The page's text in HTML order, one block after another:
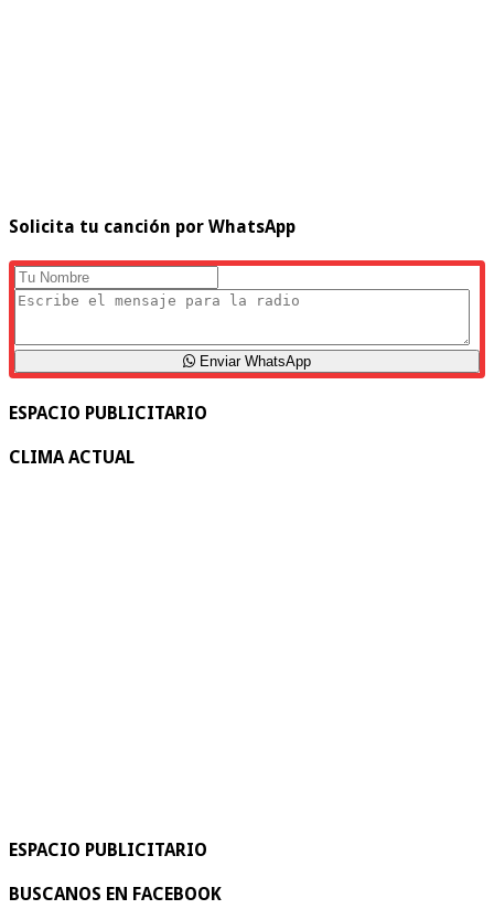
Solicita tu canción por WhatsApp
Enviar WhatsApp
ESPACIO PUBLICITARIO
CLIMA ACTUAL
ESPACIO PUBLICITARIO
BUSCANOS EN FACEBOOK